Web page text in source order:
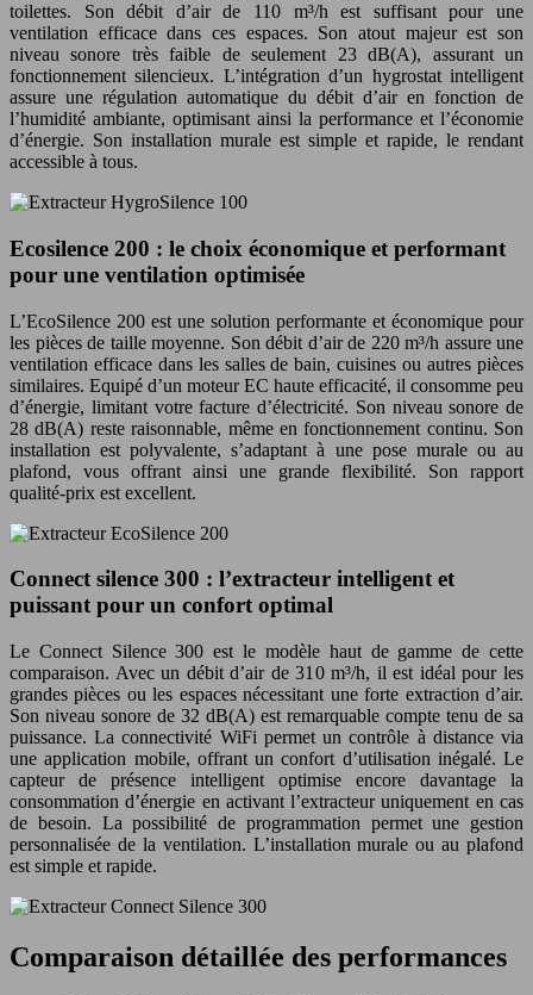
toilettes. Son débit d’air de 110 m³/h est suffisant pour une
ventilation efficace dans ces espaces. Son atout majeur est son
niveau sonore très faible de seulement 23 dB(A), assurant un
fonctionnement silencieux. L’intégration d’un hygrostat intelligent
assure une régulation automatique du débit d’air en fonction de
l’humidité ambiante, optimisant ainsi la performance et l’économie
d’énergie. Son installation murale est simple et rapide, le rendant
accessible à tous.
Ecosilence 200 : le choix économique et performant
pour une ventilation optimisée
L’EcoSilence 200 est une solution performante et économique pour
les pièces de taille moyenne. Son débit d’air de 220 m³/h assure une
ventilation efficace dans les salles de bain, cuisines ou autres pièces
similaires. Equipé d’un moteur EC haute efficacité, il consomme peu
d’énergie, limitant votre facture d’électricité. Son niveau sonore de
28 dB(A) reste raisonnable, même en fonctionnement continu. Son
installation est polyvalente, s’adaptant à une pose murale ou au
plafond, vous offrant ainsi une grande flexibilité. Son rapport
qualité-prix est excellent.
Connect silence 300 : l’extracteur intelligent et
puissant pour un confort optimal
Le Connect Silence 300 est le modèle haut de gamme de cette
comparaison. Avec un débit d’air de 310 m³/h, il est idéal pour les
grandes pièces ou les espaces nécessitant une forte extraction d’air.
Son niveau sonore de 32 dB(A) est remarquable compte tenu de sa
puissance. La connectivité WiFi permet un contrôle à distance via
une application mobile, offrant un confort d’utilisation inégalé. Le
capteur de présence intelligent optimise encore davantage la
consommation d’énergie en activant l’extracteur uniquement en cas
de besoin. La possibilité de programmation permet une gestion
personnalisée de la ventilation. L’installation murale ou au plafond
est simple et rapide.
Comparaison détaillée des performances